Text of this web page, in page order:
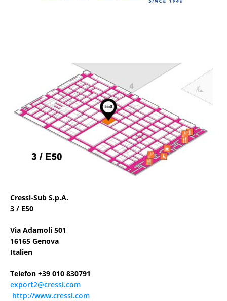
Cressi-Sub S.p.A.
3 / E50
Via Adamoli 501
16165 Genova
Italien
Telefon +39 010 830791
export2@cressi.com
http://www.cressi.com